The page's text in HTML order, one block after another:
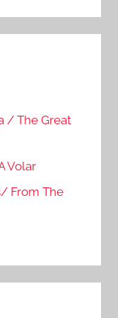
/ The Great
Volar
From The